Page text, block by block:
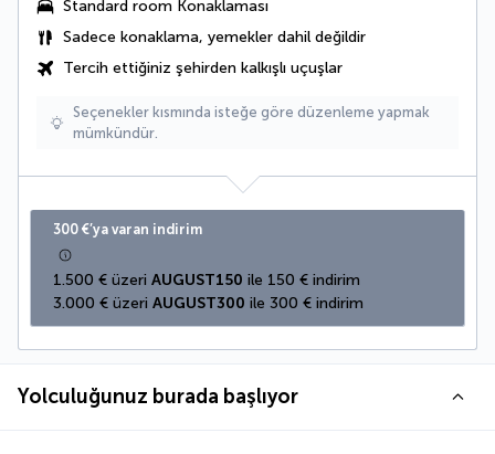
Standard room Konaklaması
Sadece konaklama, yemekler dahil değildir
Tercih ettiğiniz şehirden kalkışlı uçuşlar
Seçenekler kısmında isteğe göre düzenleme yapmak
mümkündür.
300 €’ya varan indirim
1.500 € üzeri AUGUST150 ile 150 € indirim
3.000 € üzeri AUGUST300 ile 300 € indirim
Yolculuğunuz burada başlıyor